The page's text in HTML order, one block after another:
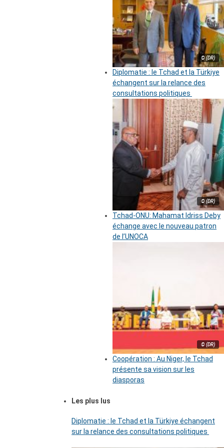
© (DR)
Diplomatie : le Tchad et la Türkiye
échangent sur la relance des
consultations politiques
© (DR)
Tchad-ONU: Mahamat Idriss Deby
échange avec le nouveau patron
de l’UNOCA
© (DR)
Coopération : Au Niger, le Tchad
présente sa vision sur les
diasporas
Les plus lus
Diplomatie : le Tchad et la Türkiye échangent
sur la relance des consultations politiques